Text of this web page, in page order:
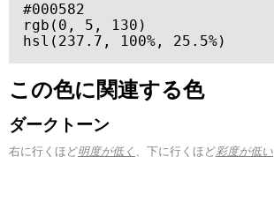
#000582
rgb(0, 5, 130)
hsl(237.7, 100%, 25.5%)
この色に関連する色
ダークトーン
右に行くほど明度が低く 、下に行くほど彩度が低い